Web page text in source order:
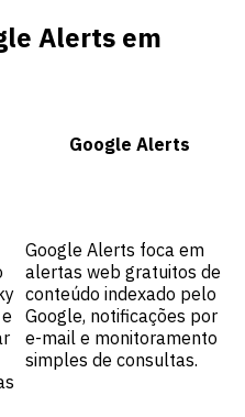
Alerts em
Google Alerts
Google Alerts foca em
alertas web gratuitos de
conteúdo indexado pelo
Google, notificações por
e-mail e monitoramento
simples de consultas.